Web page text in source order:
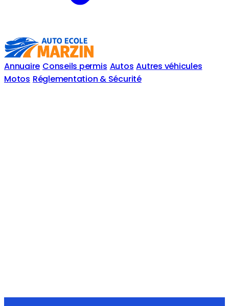
Annuaire Conseils permis Autos Autres véhicules
Motos Réglementation & Sécurité